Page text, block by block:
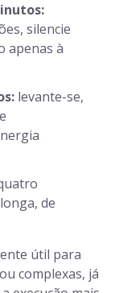
silencie
apenas à
levante-se,
de
útil para
complexas, já